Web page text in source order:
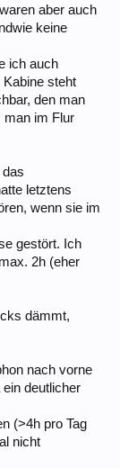
aber auch
keine
ich auch
steht
den man
man im Flur
letztens
wenn sie im
gestört. Ich
2h (eher
dämmt,
nach vorne
deutlicher
(>4h pro Tag
nicht